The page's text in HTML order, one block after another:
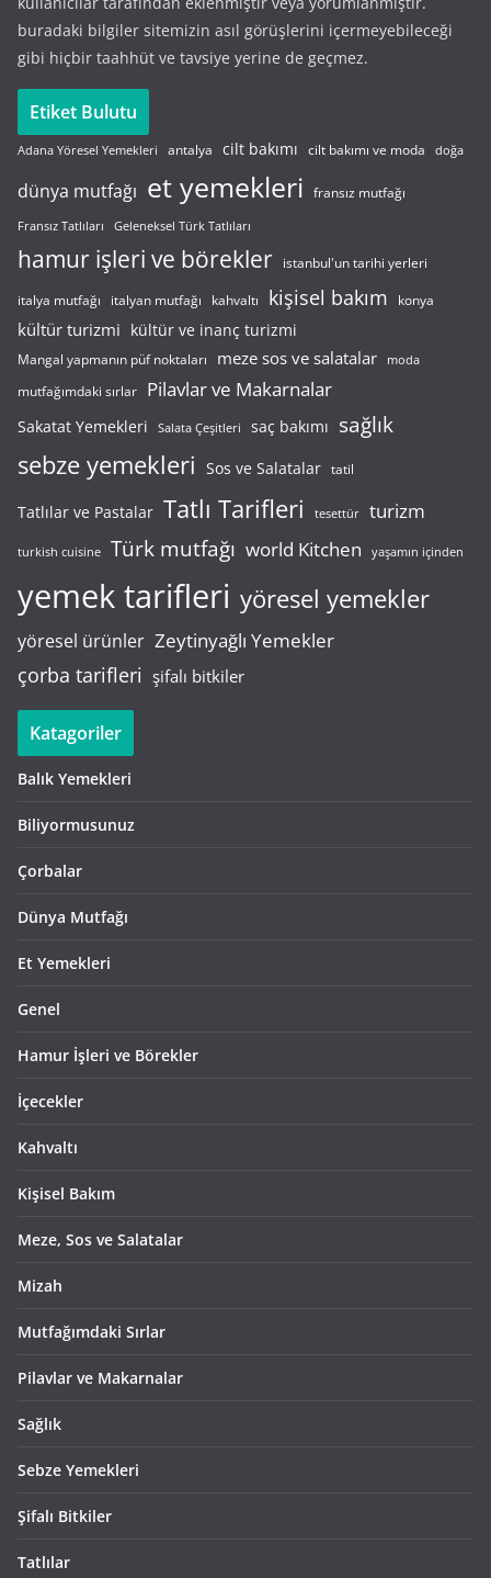
buradaki bilgiler sitemizin asıl görüşlerini içermeyebileceği
gibi hiçbir taahhüt ve tavsiye yerine de geçmez.
Etiket Bulutu
Adana Yöresel Yemekleri antalya cilt bakımı cilt bakımı ve moda doğa
dünya mutfağı et yemekleri fransız mutfağı
Fransız Tatlıları Geleneksel Türk Tatlıları
hamur işleri ve börekler istanbul'un tarihi yerleri
italya mutfağı italyan mutfağı kahvaltı kişisel bakım konya
kültür turizmi kültür ve inanç turizmi
Mangal yapmanın püf noktaları meze sos ve salatalar moda
mutfağımdaki sırlar Pilavlar ve Makarnalar
Sakatat Yemekleri Salata Çeşitleri saç bakımı sağlık
sebze yemekleri Sos ve Salatalar tatil
Tatlılar ve Pastalar Tatlı Tarifleri tesettür turizm
turkish cuisine Türk mutfağı world Kitchen yaşamın içinden
yemek tarifleri yöresel yemekler
yöresel ürünler Zeytinyağlı Yemekler
çorba tarifleri şifalı bitkiler
Katagoriler
Balık Yemekleri
Biliyormusunuz
Çorbalar
Dünya Mutfağı
Et Yemekleri
Genel
Hamur İşleri ve Börekler
İçecekler
Kahvaltı
Kişisel Bakım
Meze, Sos ve Salatalar
Mizah
Mutfağımdaki Sırlar
Pilavlar ve Makarnalar
Sağlık
Sebze Yemekleri
Şifalı Bitkiler
Tatlılar